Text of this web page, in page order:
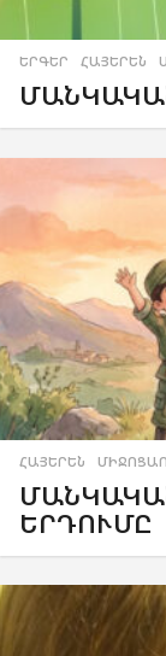
ԵՐԳԵՐ ,ՀԱՅԵՐԵՆ ,
ՀԱՅԵՐԵՆ ,
ԵՐԴՈՒՄԸ